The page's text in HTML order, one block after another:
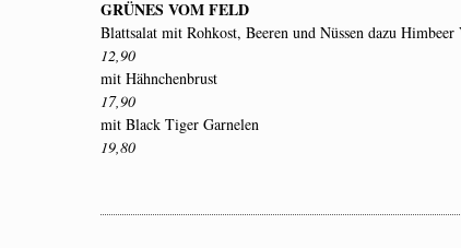
GRÜNES VOM FELD
Blattsalat mit Rohkost, Beeren und Nüssen dazu Himbeer
12,90
mit Hähnchenbrust
17,90
mit Black Tiger Garnelen
19,80